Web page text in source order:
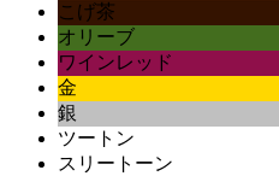
こげ茶
オリーブ
ワインレッド
金
銀
ツートン
スリートーン